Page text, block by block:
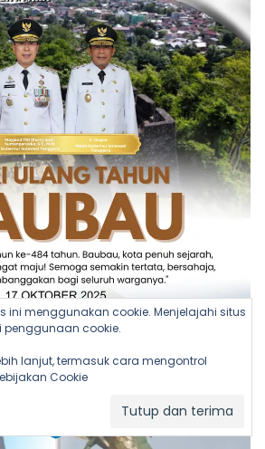
ini menggunakan cookie. Menjelajahi situs
penggunaan cookie.
lanjut, termasuk cara mengontrol
Cookie